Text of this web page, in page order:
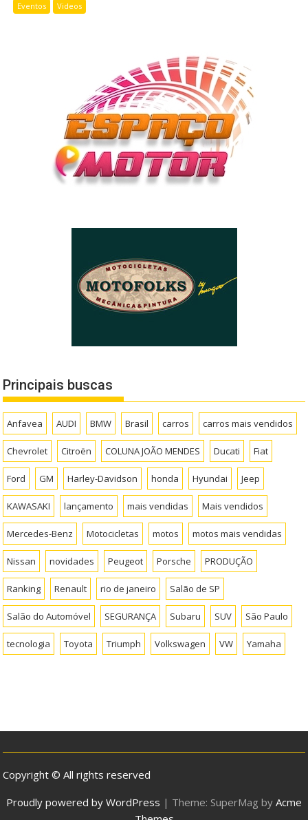
Eventos Videos
Principais buscas
Anfavea AUDI BMW Brasil carros carros mais vendidos
Chevrolet Citroën COLUNA JOÃO MENDES Ducati Fiat
Ford GM Harley-Davidson honda Hyundai Jeep
KAWASAKI lançamento mais vendidas Mais vendidos
Mercedes-Benz Motocicletas motos motos mais vendidas
Nissan novidades Peugeot Porsche PRODUÇÃO
Ranking Renault rio de janeiro Salão de SP
Salão do Automóvel SEGURANÇA Subaru SUV São Paulo
tecnologia Toyota Triumph Volkswagen VW Yamaha
Copyright © All rights reserved
Proudly powered by WordPress | Theme: SuperMag by Acme